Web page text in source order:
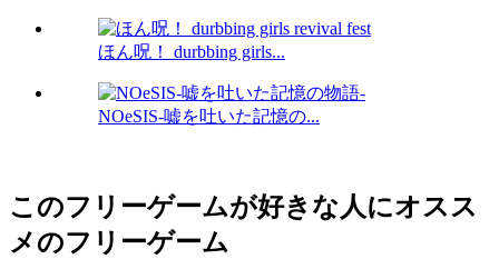
ほん呪！ durbbing girls...
NOeSIS-嘘を吐いた記憶の...
このフリーゲームが好きな人にオスス
メのフリーゲーム